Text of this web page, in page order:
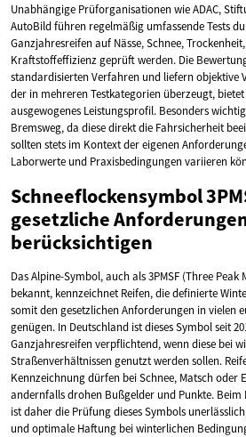
Unabhängige Prüforganisationen wie ADAC,
AutoBild führen regelmäßig umfassende Tests
Ganzjahresreifen auf Nässe, Schnee,
Kraftstoffeffizienz geprüft werden. Die
standardisierten Verfahren und liefern objektive
der in mehreren Testkategorien überzeugt,
ausgewogenes Leistungsprofil. Besonders
Bremsweg, da diese direkt die Fahrsicherheit
sollten stets im Kontext der eigenen
Laborwerte und Praxisbedingungen variieren
Schneeflockensymbol
gesetzliche
berücksichtigen
Das Alpine-Symbol, auch als 3PMSF (Three Peak
bekannt, kennzeichnet Reifen, die definierte
somit den gesetzlichen Anforderungen in vielen
genügen. In Deutschland ist dieses Symbol seit
Ganzjahresreifen verpflichtend, wenn diese bei
Straßenverhältnissen genutzt werden sollen.
Kennzeichnung dürfen bei Schnee, Matsch oder
andernfalls drohen Bußgelder und Punkte. Beim
ist daher die Prüfung dieses Symbols
und optimale Haftung bei winterlichen